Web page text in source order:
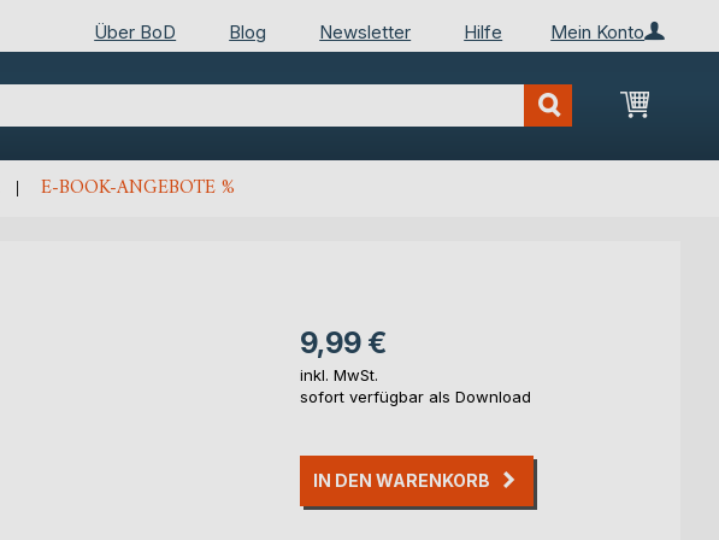
Mein Konto
Über BoD Blog Newsletter Hilfe
Mein
E-BOOK-ANGEBOTE %
9,99 €
inkl. MwSt.
sofort verfügbar als Download
IN DEN WARENKORB